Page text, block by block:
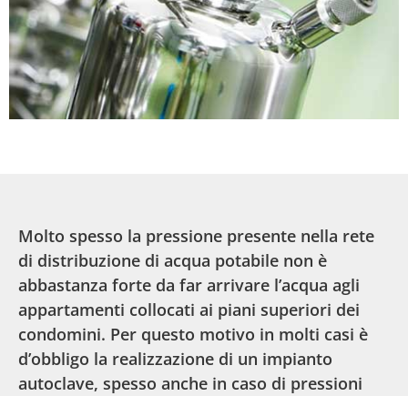
Molto spesso la pressione presente nella rete
di distribuzione di acqua potabile non è
abbastanza forte da far arrivare l’acqua agli
appartamenti collocati ai piani superiori dei
condomini. Per questo motivo in molti casi è
d’obbligo la realizzazione di un impianto
autoclave, spesso anche in caso di pressioni